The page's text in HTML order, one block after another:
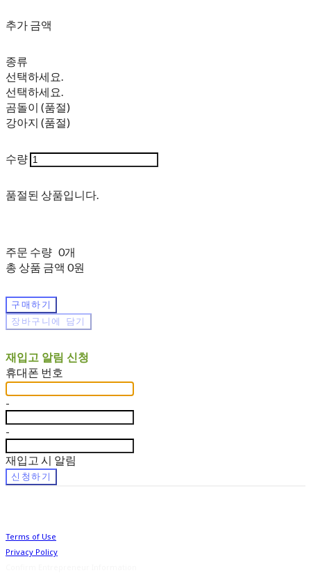
추가 금액
종류
선택하세요.
선택하세요.
곰돌이 (품절)
강아지 (품절)
수량
품절된 상품입니다.
주문 수량 0개
총 상품 금액 0원
구매하기
장바구니에 담기
재입고 알림 신청
휴대폰 번호
-
-
재입고 시 알림
신청하기
Terms of Use
Privacy Policy